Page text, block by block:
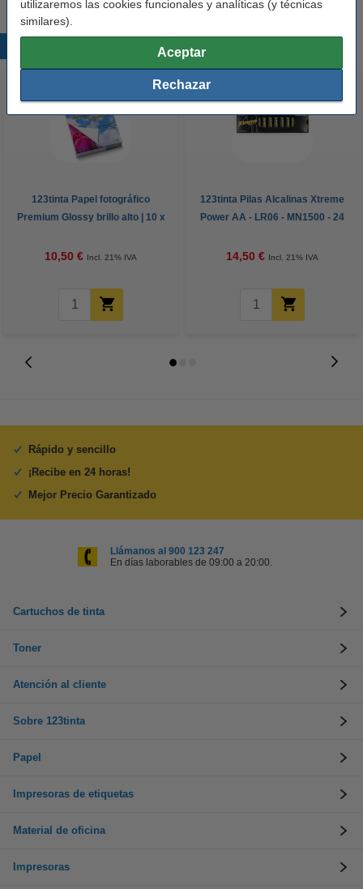
utilizaremos las cookies funcionales y analíticas (y técnicas
similares).
Aceptar
Rechazar
Productos destacados
123tinta Papel fotográfico
Premium Glossy brillo alto | 10 x
10,50 € Incl. 21% IVA
123tinta Pilas Alcalinas Xtreme
Power AA - LR06 - MN1500 - 24
14,50 € Incl. 21% IVA
Rápido y sencillo
¡Recibe en 24 horas!
Mejor Precio Garantizado
Llámanos al 900 123 247
En días laborables de 09:00 a 20:00.
Cartuchos de tinta
Toner
Atención al cliente
Sobre 123tinta
Papel
Impresoras de etiquetas
Material de oficina
Impresoras